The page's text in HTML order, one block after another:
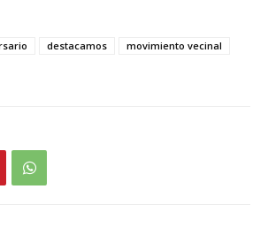
destacamos
movimiento vecinal